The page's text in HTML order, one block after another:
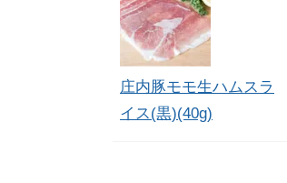
庄内豚モモ生ハムスラ
イス(黒)(40g)